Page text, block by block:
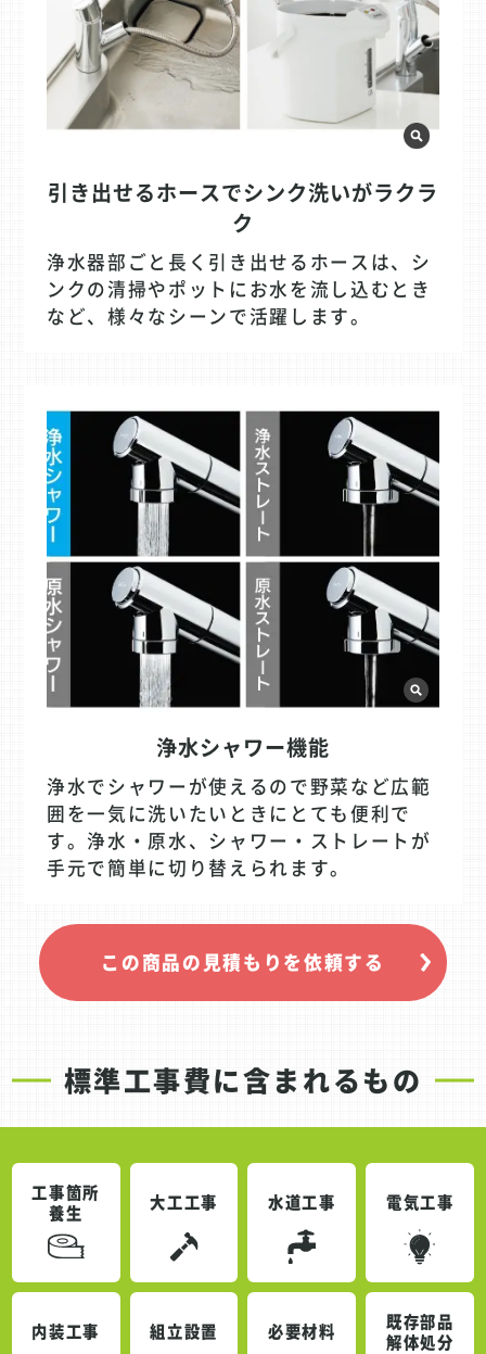
引き出せるホースでシンク洗いがラクラ
ク
浄水器部ごと長く引き出せるホースは、シ
ンクの清掃やポットにお水を流し込むとき
など、様々なシーンで活躍します。
浄水シャワー機能
浄水でシャワーが使えるので野菜など広範
囲を一気に洗いたいときにとても便利で
す。浄水・原水、シャワー・ストレートが
手元で簡単に切り替えられます。
この商品の見積もりを依頼する
標準工事費に含まれるもの
工事箇所
養生
大工工事 水道工事 電気工事
内装工事 組立設置 必要材料
既存部品
解体処分